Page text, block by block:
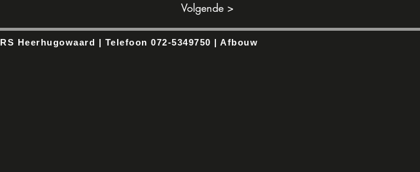
Volgende >
Heerhugowaard | Telefoon 072-5349750 | Afbouw